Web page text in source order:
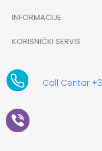
HILANDARSKA 32,
5514802214205743
61-01-0052-11
11079253
INFORMACIJE
Zaposlenje
Saradnja
KORISNIČKI SERVIS
Uslovi korišćenja i
Kako kupiti
Call Centar